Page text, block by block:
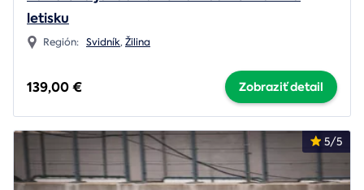
letisku
Región: Svidník,Žilina
139,00 € Zobraziť detail
5/5